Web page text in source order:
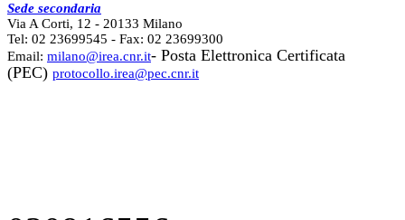
Sede secondaria
Via A Corti, 12 - 20133 Milano
Tel: 02 23699545 - Fax: 02 23699300
Email: milano@irea.cnr.it- Posta Elettronica Certificata
(PEC) protocollo.irea@pec.cnr.it